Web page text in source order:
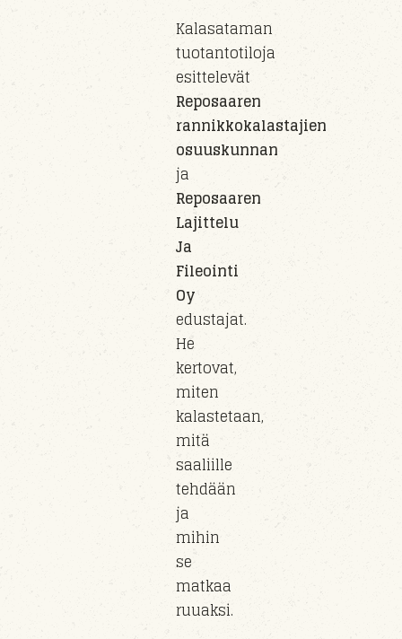
Kalasataman
tuotantotiloja
esittelevät
Reposaaren
rannikkokalastajien
osuuskunnan
ja
Reposaaren
Lajittelu
Ja
Fileointi
Oy
edustajat.
He
kertovat,
miten
kalastetaan,
mitä
saaliille
tehdään
ja
mihin
se
matkaa
ruuaksi.